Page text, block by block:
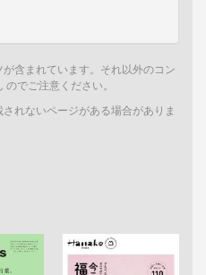
含まれています。それ以外のコン
でご注意ください。
れないページがある場合がありま